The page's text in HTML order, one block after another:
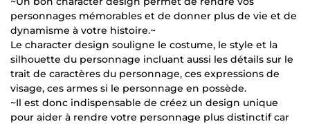
personnages mémorables et de donner plus de vie et de
dynamisme à votre histoire.~
Le character design souligne le costume, le style et la
silhouette du personnage incluant aussi les détails sur le
trait de caractères du personnage, ces expressions de
visage, ces armes si le personnage en possède.
~Il est donc indispensable de créez un design unique
pour aider à rendre votre personnage plus distinctif car